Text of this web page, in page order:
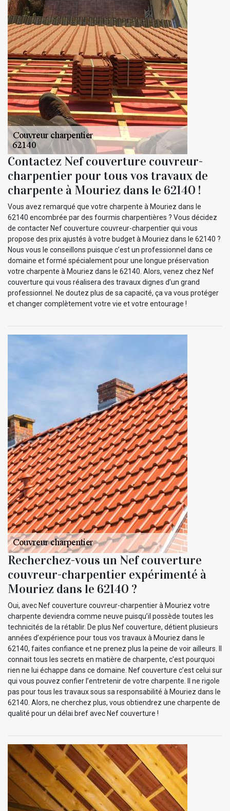
Contactez Nef couverture couvreur-
charpentier pour tous vos travaux de
charpente à Mouriez dans le 62140 !
Vous avez remarqué que votre charpente à Mouriez dans le
62140 encombrée par des fourmis charpentières ? Vous décidez
de contacter Nef couverture couvreur-charpentier qui vous
propose des prix ajustés à votre budget à Mouriez dans le 62140 ?
Nous vous le conseillons puisque c’est un professionnel dans ce
domaine et formé spécialement pour une longue préservation
votre charpente à Mouriez dans le 62140. Alors, venez chez Nef
couverture qui vous réalisera des travaux dignes d’un grand
professionnel. Ne doutez plus de sa capacité, ça va vous protéger
et changer complètement votre vie et votre entourage !
Recherchez-vous un Nef couverture
couvreur-charpentier expérimenté à
Mouriez dans le 62140 ?
Oui, avec Nef couverture couvreur-charpentier à Mouriez votre
charpente deviendra comme neuve puisqu’il possède toutes les
technicités de la rétablir. De plus Nef couverture, détient plusieurs
années d’expérience pour tous vos travaux à Mouriez dans le
62140, faites confiance et ne prenez plus la peine de voir ailleurs. Il
connait tous les secrets en matière de charpente, c'est pourquoi
rien ne lui échappe dans ce domaine. Nef couverture c’est celui sur
qui vous pouvez confier l’entretenir de votre charpente. Il ne rigole
pas pour tous les travaux sous sa responsabilité à Mouriez dans le
62140. Alors, ne cherchez plus, vous obtiendrez une charpente de
qualité pour un délai bref avec Nef couverture !